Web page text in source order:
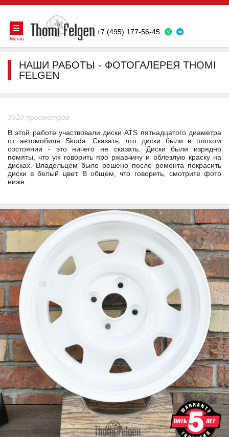
+7 (495) 177-56-45
Меню
НАШИ РАБОТЫ - ФОТОГАЛЕРЕЯ THOMI
FELGEN
3910 просмотров
В этой работе участвовали диски ATS пятнадцатого диаметра
от автомобиля Skoda. Сказать, что диски были в плохом
состоянии - это ничего не сказать. Диски были изрядно
помяты, что уж говорить про ржавчину и облезлую краску на
дисках. Владельцем было решено после ремонта покрасить
диски в белый цвет. В общем, что говорить, смотрите фото
ниже.